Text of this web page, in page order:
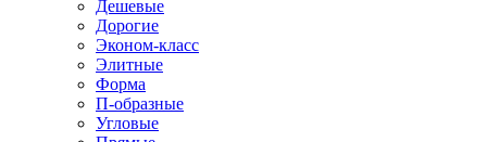
Дешевые
Дорогие
Эконом-класс
Элитные
Форма
П-образные
Угловые